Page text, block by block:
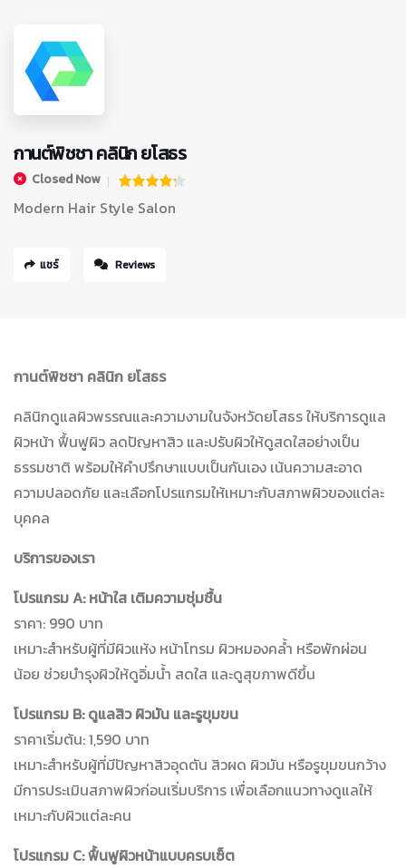
กานต์พิชชา คลินิก ยโสธร
Closed Now
Modern Hair Style Salon
แชร์ Reviews
กานต์พิชชา คลินิก ยโสธร
คลินิกดูแลผิวพรรณและความงามในจังหวัดยโสธร ให้บริการดูแล
ผิวหน้า ฟื้นฟูผิว ลดปัญหาสิว และปรับผิวให้ดูสดใสอย่างเป็น
ธรรมชาติ พร้อมให้คำปรึกษาแบบเป็นกันเอง เน้นความสะอาด
ความปลอดภัย และเลือกโปรแกรมให้เหมาะกับสภาพผิวของแต่ละ
บุคคล
บริการของเรา
โปรแกรม A: หน้าใส เติมความชุ่มชื้น
ราคา: 990 บาท
เหมาะสำหรับผู้ที่มีผิวแห้ง หน้าโทรม ผิวหมองคล้ำ หรือพักผ่อน
น้อย ช่วยบำรุงผิวให้ดูอิ่มน้ำ สดใส และดูสุขภาพดีขึ้น
โปรแกรม B: ดูแลสิว ผิวมัน และรูขุมขน
ราคาเริ่มต้น: 1,590 บาท
เหมาะสำหรับผู้ที่มีปัญหาสิวอุดตัน สิวผด ผิวมัน หรือรูขุมขนกว้าง
มีการประเมินสภาพผิวก่อนเริ่มบริการ เพื่อเลือกแนวทางดูแลให้
เหมาะกับผิวแต่ละคน
โปรแกรม C: ฟื้นฟูผิวหน้าแบบครบเซ็ต